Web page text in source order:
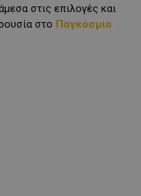
στις επιλογές και
στο Παγκόσμιο